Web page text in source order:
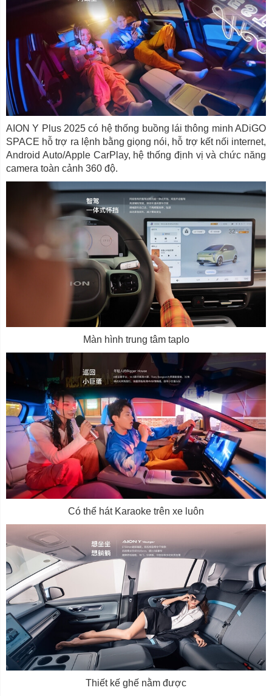
AION Y Plus 2025 có hệ thống buồng lái thông minh ADiGO
SPACE hỗ trợ ra lệnh bằng giọng nói, hỗ trợ kết nối internet,
Android Auto/Apple CarPlay, hệ thống định vị và chức năng
camera toàn cảnh 360 độ.
Màn hình trung tâm taplo
Có thể hát Karaoke trên xe luôn
Thiết kế ghế nằm được